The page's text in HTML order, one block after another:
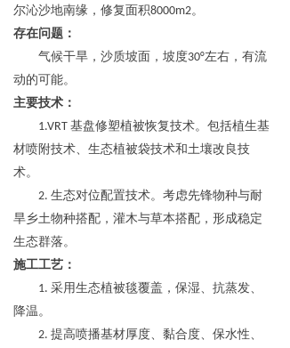
关于我们
尔沁沙地南缘，修复面积8000m2。
存在问题 ：
气候干旱，沙质坡面，坡度30°左右，有流
动的可能。
主要技术 ：
1.VRT 基盘修塑植被恢复技术。包括植生基
材喷附技术、生态植被袋技术和土壤改良技
术。
2. 生态对位配置技术。考虑先锋物种与耐
旱乡土物种搭配，灌木与草本搭配，形成稳定
生态群落。
施工工艺 ：
1. 采用生态植被毯覆盖，保湿、抗蒸发、
降温。
2. 提高喷播基材厚度、黏合度、保水性、